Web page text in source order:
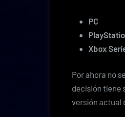
PC
Xbox
Por ahora no
decisión tiene
versión actual